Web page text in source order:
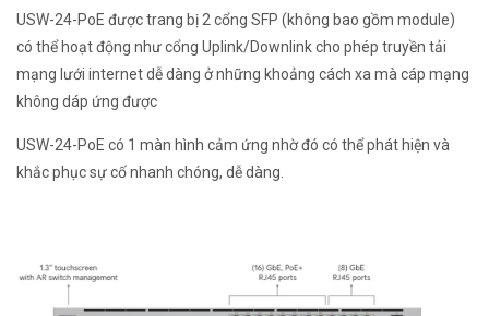
USW-24-PoE được trang bị 2 cổng SFP (không bao gồm module)
có thể hoạt động như cổng Uplink/Downlink cho phép truyền tải
mạng lưới internet dễ dàng ở những khoảng cách xa mà cáp mạng
không dáp ứng được
USW-24-PoE có 1 màn hình cảm ứng nhờ đó có thể phát hiện và
khắc phục sự cố nhanh chóng, dễ dàng.